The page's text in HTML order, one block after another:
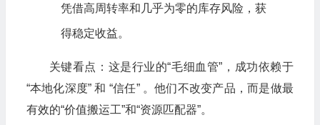
凭借高周转率和几乎为零的库存风险，获
得稳定收益。
关键看点：这是行业的“毛细血管”，成功依赖于
“本地化深度” 和 “信任” 。他们不改变产品，而是做最
有效的“价值搬运工”和“资源匹配器”。